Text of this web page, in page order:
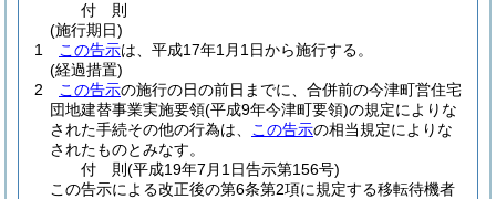
付 則
(施行期日)
1
この告示は、平成17年1月1日から施行する。
(経過措置)
2
この告示の施行の日の前日までに、合併前の今津町営住宅
団地建替事業実施要領(平成9年今津町要領)の規定によりな
された手続その他の行為は、
この告示の相当規定によりな
されたものとみなす。
付 則(平成19年7月1日告示第156号)
この告示による改正後の第6条第2項に規定する移転待機者